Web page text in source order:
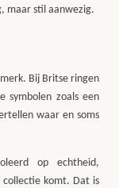
maar stil aanwezig.
Bij Britse ringen
symbolen zoals een
waar en soms
op echtheid,
collectie komt. Dat is